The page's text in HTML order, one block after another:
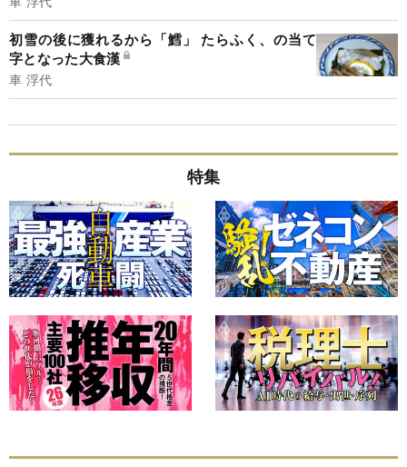
初雪の後に獲れるから「鱈」 たらふく、の当て
字となった大食漢
車 浮代
特集